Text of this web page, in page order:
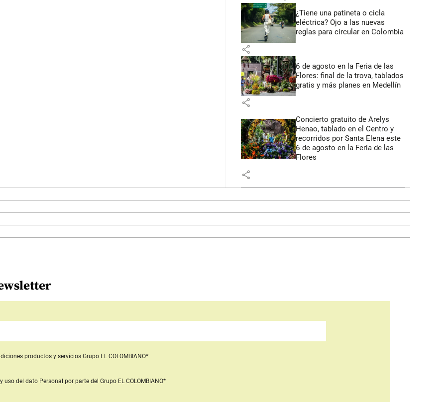
¿Tiene una patineta o cicla
eléctrica? Ojo a las nuevas
reglas para circular en Colombia
share
6 de agosto en la Feria de las
Flores: final de la trova, tablados
gratis y más planes en Medellín
share
Concierto gratuito de Arelys
Henao, tablado en el Centro y
recorridos por Santa Elena este
6 de agosto en la Feria de las
Flores
share
productos y servicios Grupo EL COLOMBIANO*
uso del dato Personal por parte del Grupo EL COLOMBIANO*